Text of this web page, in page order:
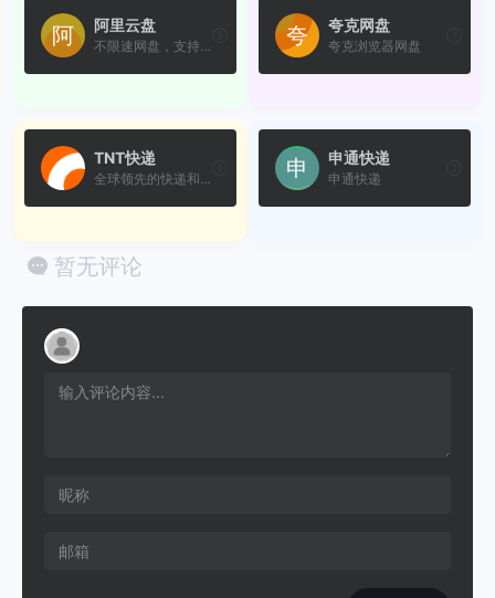
阿里云盘
不限速网盘，支持超大单文件
夸克网盘
夸克浏览器网盘
TNT快递
全球领先的快递和物流服务提供商
申通快递
申通快递
暂无评论